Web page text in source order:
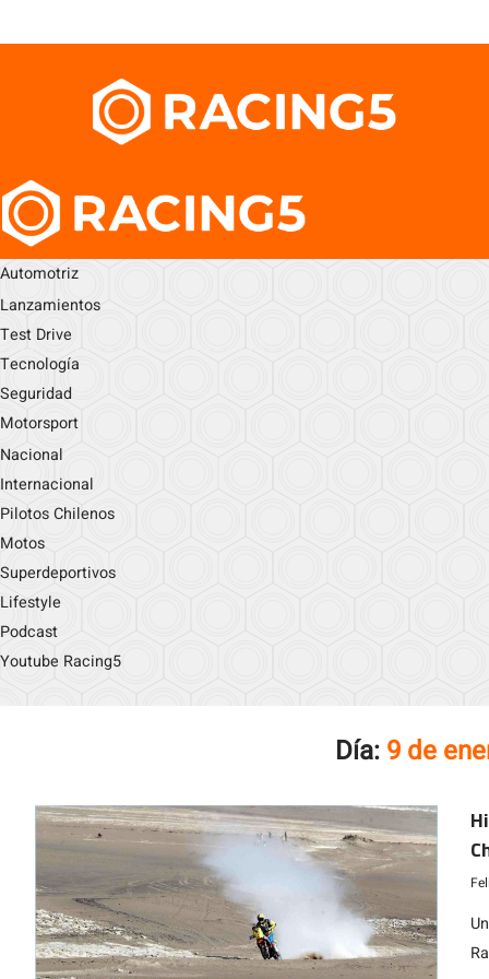
Automotriz
Lanzamientos
Test Drive
Tecnología
Seguridad
Motorsport
Nacional
Internacional
Pilotos Chilenos
Motos
Superdeportivos
Lifestyle
Podcast
Youtube Racing5
Día: 9 de